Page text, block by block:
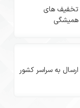
تخفیف های
همیشگی
ارسال به سراسر کشور